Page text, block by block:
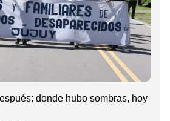
donde hubo sombras, hoy